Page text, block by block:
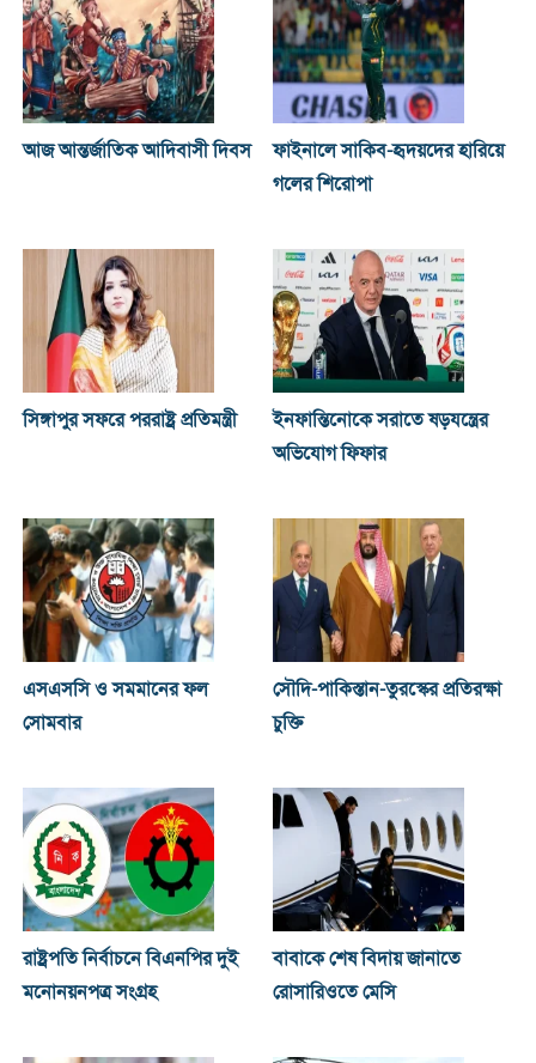
আজ আন্তর্জাতিক আদিবাসী দিবস
ফাইনালে সাকিব-হৃদয়দের হারিয়ে
গলের শিরোপা
সিঙ্গাপুর সফরে পররাষ্ট্র প্রতিমন্ত্রী
ইনফান্তিনোকে সরাতে ষড়যন্ত্রের
অভিযোগ ফিফার
এসএসসি ও সমমানের ফল
সোমবার
সৌদি-পাকিস্তান-তুরস্কের প্রতিরক্ষা
চুক্তি
রাষ্ট্রপতি নির্বাচনে বিএনপির দুই
মনোনয়নপত্র সংগ্রহ
বাবাকে শেষ বিদায় জানাতে
রোসারিওতে মেসি